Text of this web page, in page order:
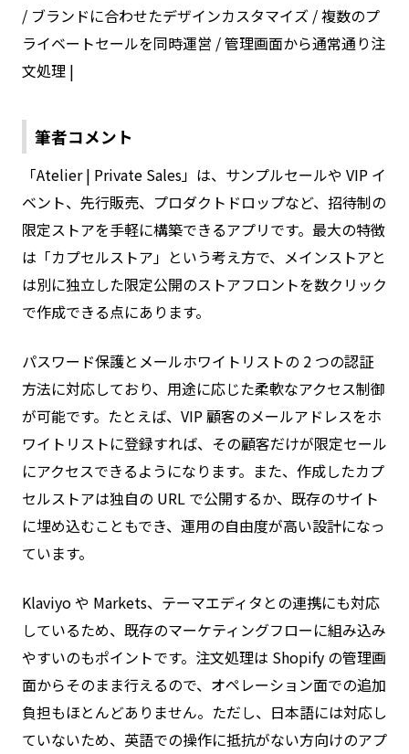
/ ブランドに合わせたデザインカスタマイズ / 複数のプ
ライベートセールを同時運営 / 管理画面から通常通り注
文処理 |
筆者コメント
「Atelier | Private Sales」は、サンプルセールや VIP イ
ベント、先行販売、プロダクトドロップなど、招待制の
限定ストアを手軽に構築できるアプリです。最大の特徴
は「カプセルストア」という考え方で、メインストアと
は別に独立した限定公開のストアフロントを数クリック
で作成できる点にあります。
パスワード保護とメールホワイトリストの 2 つの認証
方法に対応しており、用途に応じた柔軟なアクセス制御
が可能です。たとえば、VIP 顧客のメールアドレスをホ
ワイトリストに登録すれば、その顧客だけが限定セール
にアクセスできるようになります。また、作成したカプ
セルストアは独自の URL で公開するか、既存のサイト
に埋め込むこともでき、運用の自由度が高い設計になっ
ています。
Klaviyo や Markets、テーマエディタとの連携にも対応
しているため、既存のマーケティングフローに組み込み
やすいのもポイントです。注文処理は Shopify の管理画
面からそのまま行えるので、オペレーション面での追加
負担もほとんどありません。ただし、日本語には対応し
ていないため、英語での操作に抵抗がない方向けのアプ